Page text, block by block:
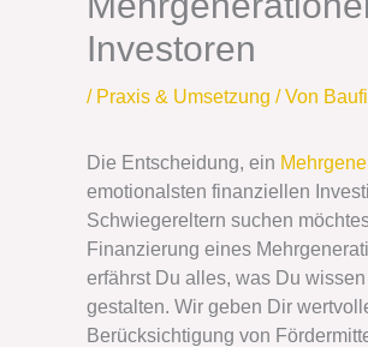
Investoren
/ Praxis & Umsetzung / Von
Die Entscheidung, ein
emotionalsten finanziellen
Schwiegereltern suchen
Finanzierung eines
erfährst Du alles, was Du
gestalten. Wir geben Dir
Berücksichtigung von